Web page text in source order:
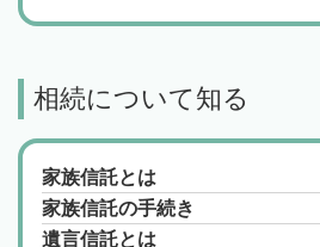
相続について知る
家族信託とは
家族信託の手続き
遺言信託とは